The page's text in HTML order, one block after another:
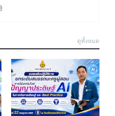
ดูทั้งหมด